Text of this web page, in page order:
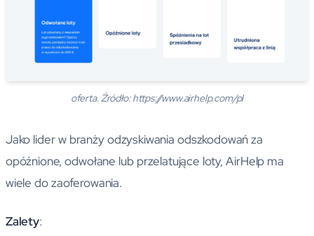
oferta. Źródło: https://www.airhelp.com/pl
Jako lider w branży odzyskiwania odszkodowań za
opóźnione, odwołane lub przelatujące loty, AirHelp ma
wiele do zaoferowania.
Zalety: